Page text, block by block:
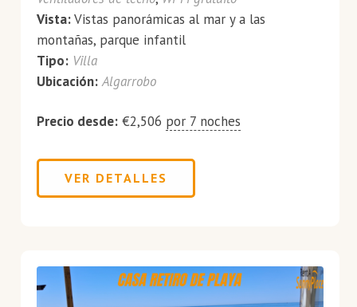
Vista:Vistas panorámicas al mar y a las
montañas, parque infantil
Tipo: Villa
Ubicación: Algarrobo
Precio desde: €2,506 por 7 noches
VER DETALLES